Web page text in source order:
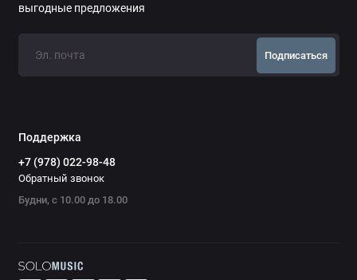
выгодные предложения
Подписаться
Поддержка
+7 (978) 022-98-48
Обратный звонок
Будни, с 10.00 до 18.00